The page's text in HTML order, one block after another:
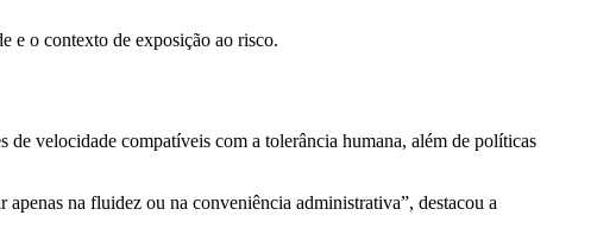
e o contexto de exposição ao risco.
de velocidade compatíveis com a tolerância humana, além de políticas
na fluidez ou na conveniência administrativa”, destacou a